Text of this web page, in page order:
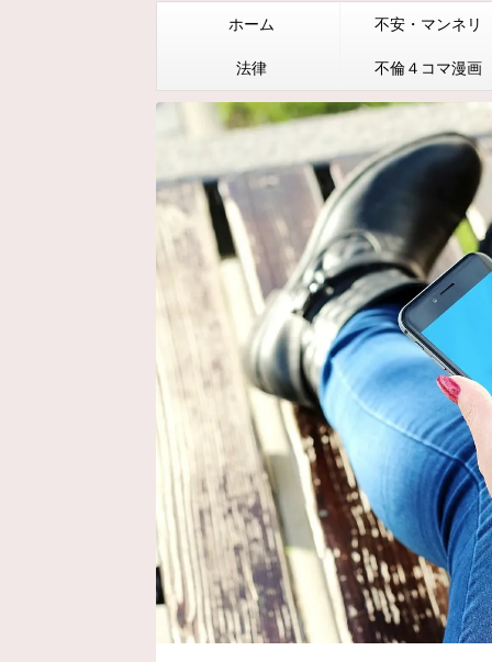
ホーム 不安・マンネリ
法律 不倫４コマ漫画